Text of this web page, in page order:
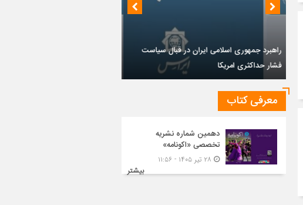
چشم‌انداز روابط ایران و روسیه در جهان پساکرونا
معرفی کتاب
دهمین شماره نشریه
تخصصی «اکونامه»
بیشتر